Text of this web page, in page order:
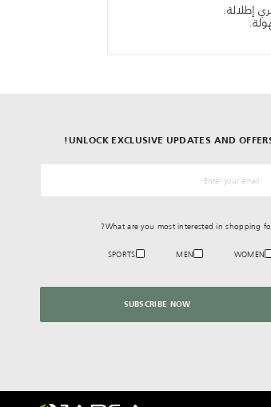
إطلالة.
UNLOCK EXCLUSIVE UPDATES AND
What are you most interested in shopping
WOMEN
MEN
SPORTS
SUBSCRIBE NOW